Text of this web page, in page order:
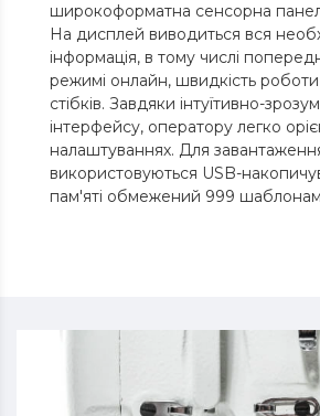
широкоформатна сенсорна
На дисплей виводиться вся
інформація, в тому числі
режимі онлайн, швидкість роботи
стібків. Завдяки інтуїтивно-
інтерфейсу, оператору легко
налаштуваннях. Для
використовуються USB-
пам'яті обмежений 999